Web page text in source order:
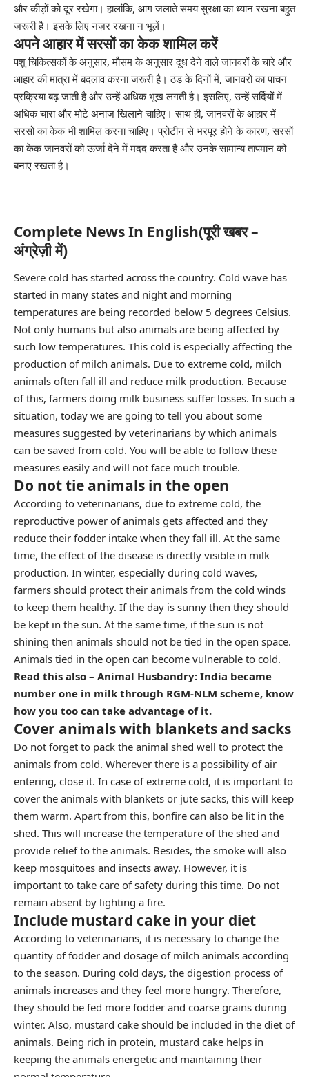
और कीड़ों को दूर रखेगा। हालांकि, आग जलाते समय सुरक्षा का ध्यान रखना बहुत
ज़रूरी है। इसके लिए नज़र रखना न भूलें।
अपने आहार में सरसों का केक शामिल करें
पशु चिकित्सकों के अनुसार, मौसम के अनुसार दूध देने वाले जानवरों के चारे और
आहार की मात्रा में बदलाव करना जरूरी है। ठंड के दिनों में, जानवरों का पाचन
प्रक्रिया बढ़ जाती है और उन्हें अधिक भूख लगती है। इसलिए, उन्हें सर्दियों में
अधिक चारा और मोटे अनाज खिलाने चाहिए। साथ ही, जानवरों के आहार में
सरसों का केक भी शामिल करना चाहिए। प्रोटीन से भरपूर होने के कारण, सरसों
का केक जानवरों को ऊर्जा देने में मदद करता है और उनके सामान्य तापमान को
बनाए रखता है।
Complete News In English(पूरी खबर –
अंग्रेज़ी में)
Severe cold has started across the country. Cold wave has
started in many states and night and morning
temperatures are being recorded below 5 degrees Celsius.
Not only humans but also animals are being affected by
such low temperatures. This cold is especially affecting the
production of milch animals. Due to extreme cold, milch
animals often fall ill and reduce milk production. Because
of this, farmers doing milk business suffer losses. In such a
situation, today we are going to tell you about some
measures suggested by veterinarians by which animals
can be saved from cold. You will be able to follow these
measures easily and will not face much trouble.
Do not tie animals in the open
According to veterinarians, due to extreme cold, the
reproductive power of animals gets affected and they
reduce their fodder intake when they fall ill. At the same
time, the effect of the disease is directly visible in milk
production. In winter, especially during cold waves,
farmers should protect their animals from the cold winds
to keep them healthy. If the day is sunny then they should
be kept in the sun. At the same time, if the sun is not
shining then animals should not be tied in the open space.
Animals tied in the open can become vulnerable to cold.
Read this also – Animal Husbandry: India became
number one in milk through RGM-NLM scheme, know
how you too can take advantage of it.
Cover animals with blankets and sacks
Do not forget to pack the animal shed well to protect the
animals from cold. Wherever there is a possibility of air
entering, close it. In case of extreme cold, it is important to
cover the animals with blankets or jute sacks, this will keep
them warm. Apart from this, bonfire can also be lit in the
shed. This will increase the temperature of the shed and
provide relief to the animals. Besides, the smoke will also
keep mosquitoes and insects away. However, it is
important to take care of safety during this time. Do not
remain absent by lighting a fire.
Include mustard cake in your diet
According to veterinarians, it is necessary to change the
quantity of fodder and dosage of milch animals according
to the season. During cold days, the digestion process of
animals increases and they feel more hungry. Therefore,
they should be fed more fodder and coarse grains during
winter. Also, mustard cake should be included in the diet of
animals. Being rich in protein, mustard cake helps in
keeping the animals energetic and maintaining their